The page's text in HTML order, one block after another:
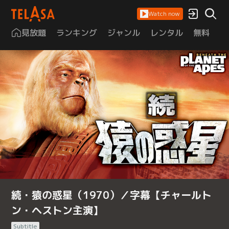
Watch now
見放題 ランキング ジャンル レンタル 無料
続・猿の惑星（1970）／字幕【チャールト
ン・ヘストン主演】
Subtitle